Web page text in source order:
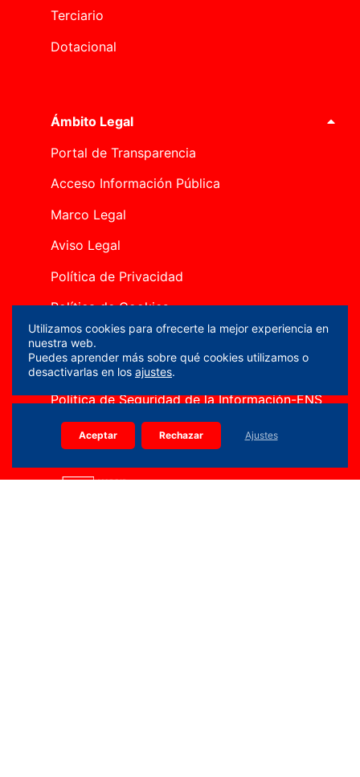
Terciario
Dotacional
Ámbito Legal
Portal de Transparencia
Acceso Información Pública
Marco Legal
Aviso Legal
Política de Privacidad
Política de Cookies
Canal Ético
Mapa del sitio
Política de Seguridad de la Información-ENS
Utilizamos cookies para ofrecerte la mejor experiencia en
nuestra web.
Puedes aprender más sobre qué cookies utilizamos o
desactivarlas en los ajustes.
Aceptar Rechazar Ajustes